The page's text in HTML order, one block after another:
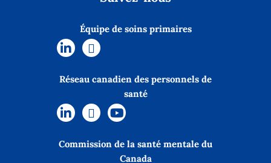
Équipe de soins primaires
Réseau canadien des personnels de
santé
Commission de la santé mentale du
Canada